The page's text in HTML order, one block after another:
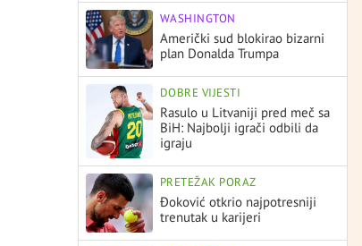
WASHINGTON
Američki sud blokirao bizarni
plan Donalda Trumpa
DOBRE VIJESTI
Rasulo u Litvaniji pred meč sa
BiH: Najbolji igrači odbili da
igraju
PRETEŽAK PORAZ
Đoković otkrio najpotresniji
trenutak u karijeri